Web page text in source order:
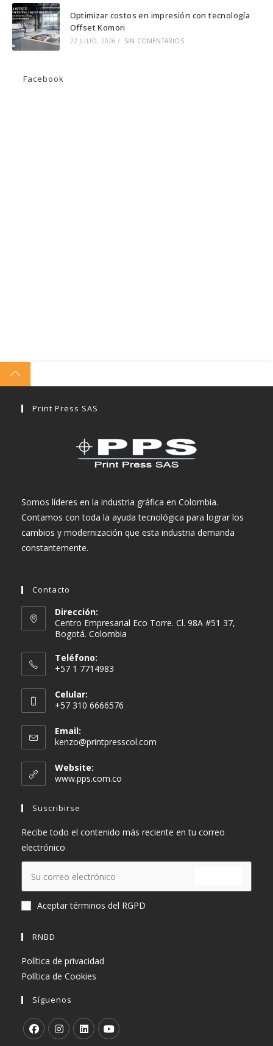
Optimizar costos en impresión con tecnología
Offset Komori
22 JULIO, 2026 / SIN COMENTARIOS
Facebook
Print Press SAS
Somos líderes en la industria gráfica en Colombia.
Contamos con toda la ayuda tecnológica para lograr los
cambios y modernización que esta industria demanda
constantemente.
Contacto
Dirección:
Centro Empresarial Eco Torre. Cl. 98A #51 37,
Bogotá. Colombia
Teléfono:
+57 1 7714983
Celular:
+57 310 6666576
Email:
kenzo@printpresscol.com
Website:
www.pps.com.co
Suscribirse
Recibe todo el contenido más reciente en tu correo
electrónico
Aceptar términos del RGPD
RNBD
Política de privacidad
Política de Cookies
Síguenos